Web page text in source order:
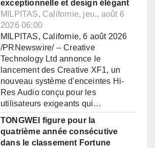
exceptionnelle et design élégant
MILPITAS, Californie, jeu., août 6
2026 06:00
MILPITAS, Californie, 6 août 2026
/PRNewswire/ -- Creative
Technology Ltd annonce le
lancement des Creative XF1, un
nouveau système d'enceintes Hi-
Res Audio conçu pour les
utilisateurs exigeants qui…
TONGWEI figure pour la
quatrième année consécutive
dans le classement Fortune